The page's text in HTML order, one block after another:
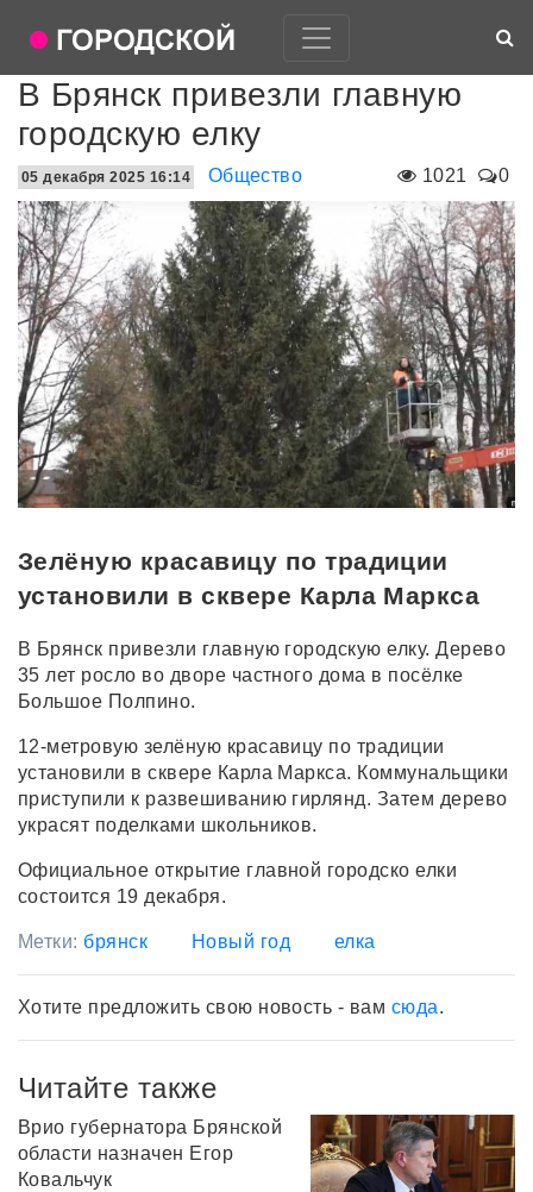
В Брянск привезли главную
городскую елку
1021 0
05 декабря 2025 16:14 Общество
Зелёную красавицу по традиции
установили в сквере Карла Маркса
В Брянск привезли главную городскую елку. Дерево
35 лет росло во дворе частного дома в посёлке
Большое Полпино.
12-метровую зелёную красавицу по традиции
установили в сквере Карла Маркса. Коммунальщики
приступили к развешиванию гирлянд. Затем дерево
украсят поделками школьников.
Официальное открытие главной городско елки
состоится 19 декабря.
Метки: брянск Новый год елка
Хотите предложить свою новость - вам сюда.
Читайте также
Врио губернатора Брянской
области назначен Егор
Ковальчук